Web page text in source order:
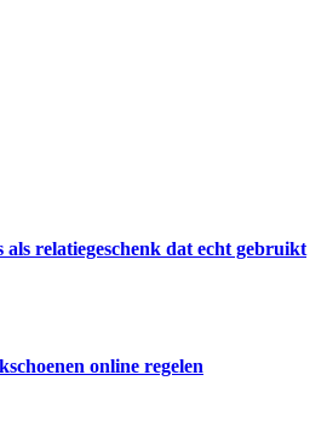
als relatiegeschenk dat echt gebruikt
online regelen